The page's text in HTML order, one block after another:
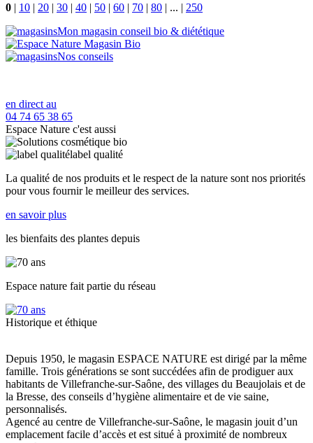
0 | 10 | 20 | 30 | 40 | 50 | 60 | 70 | 80 | ... | 250
Mon magasin conseil bio & diététique
Nos conseils
en direct au
04 74 65 38 65
Espace Nature c'est aussi
label qualité
La qualité de nos produits et le respect de la nature sont nos priorités
pour vous fournir le meilleur des services.
en savoir plus
les bienfaits des plantes depuis
Espace nature fait partie du réseau
Historique et éthique
Depuis 1950, le magasin ESPACE NATURE est dirigé par la même
famille. Trois générations se sont succédées afin de prodiguer aux
habitants de Villefranche-sur-Saône, des villages du Beaujolais et de
la Bresse, des conseils d’hygiène alimentaire et de vie saine,
personnalisés.
Agencé au centre de Villefranche-sur-Saône, le magasin jouit d’un
emplacement facile d’accès et est situé à proximité de nombreux